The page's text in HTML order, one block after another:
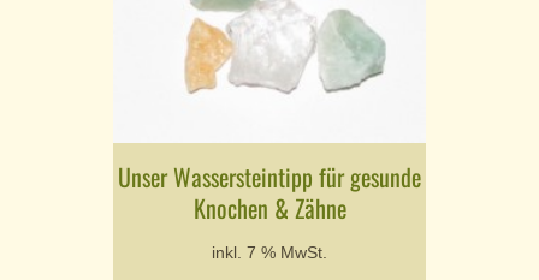
Unser Wassersteintipp für gesunde
Knochen & Zähne
inkl. 7 % MwSt.